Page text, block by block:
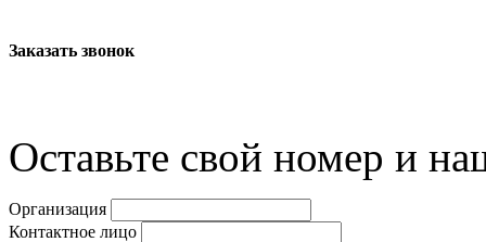
Заказать звонок
Оставьте свой номер и
Организация
Контактное лицо